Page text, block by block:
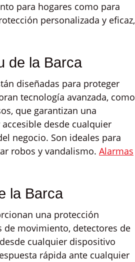
para hogares como para
personalizada y eficaz,
de la Barca
diseñadas para proteger
tecnología avanzada, como
que garantizan una
desde cualquier
negocio. Son ideales para
robos y vandalismo. Alarmas
la Barca
una protección
de movimiento, detectores de
cualquier dispositivo
rápida ante cualquier